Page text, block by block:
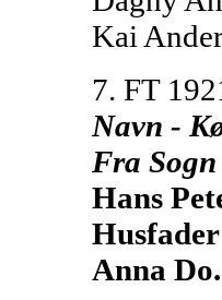
Kai
7. FT
Navn -
Fra
Hans
Anna